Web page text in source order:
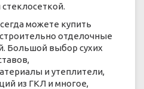
можете купить
отделочные
Большой выбор сухих
и утеплители,
из ГКЛ и многое,